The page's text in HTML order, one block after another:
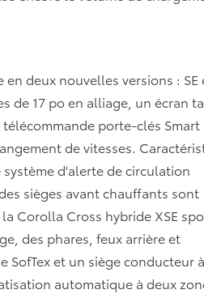
deux nouvelles versions : SE
de 17 po en alliage, un écran
porte-clés Smart
de vitesses.
d'alerte de circulation
sièges avant chauffants sont
Corolla Cross hybride XSE
des phares, feux arrière et
SofTex et un siège conducteur
automatique à deux